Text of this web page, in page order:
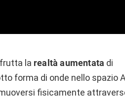
la realtà aumentata di
forma di onde nello spazio
fisicamente